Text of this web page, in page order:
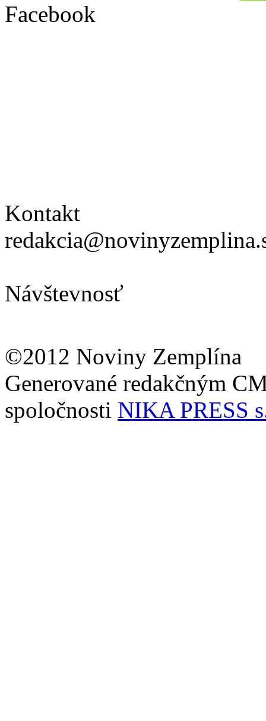
Facebook
Kontakt
Návštevnosť
©2012 Noviny Zemplína
Generované redakčným
spoločnosti NIKA PRESS